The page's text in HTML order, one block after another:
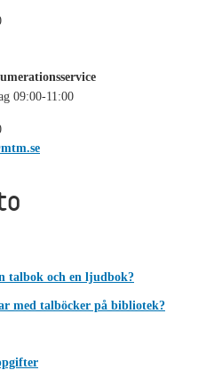
09:00-11:00
talbok och en ljudbok?
med talböcker på bibliotek?